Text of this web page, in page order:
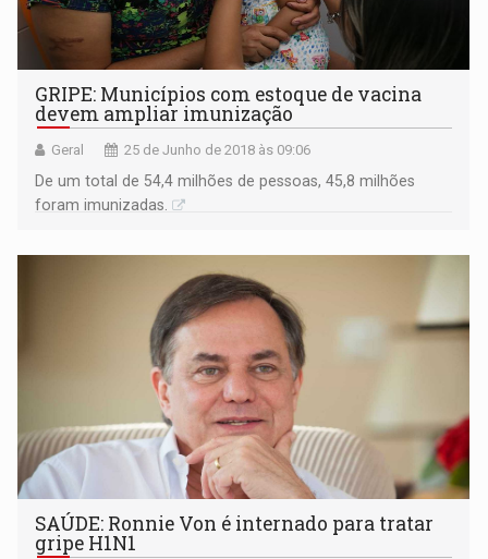
GRIPE: Municípios com estoque de vacina
devem ampliar imunização
Geral 25 de Junho de 2018 às 09:06
De um total de 54,4 milhões de pessoas, 45,8 milhões
foram imunizadas.
SAÚDE: Ronnie Von é internado para tratar
gripe H1N1